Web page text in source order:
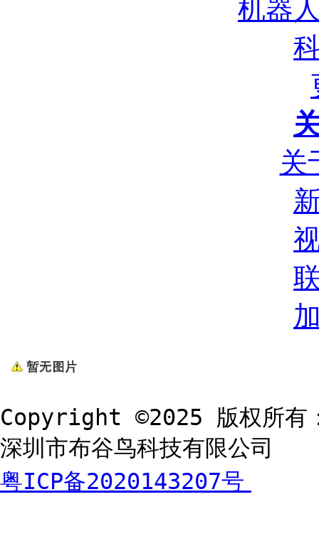
机器
关
Copyright ©2025 版权所有
深圳市布谷鸟科技有限公司
粤ICP备2020143207号